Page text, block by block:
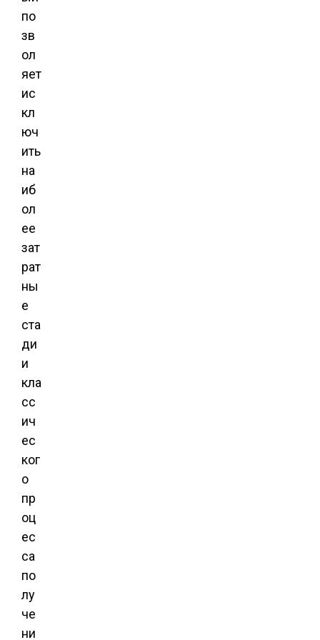
по
зв
ол
яет
ис
кл
юч
ить
на
иб
ол
ее
зат
рат
ны
е
ста
ди
и
кла
сс
ич
ес
ког
о
пр
оц
ес
са
по
лу
че
ни